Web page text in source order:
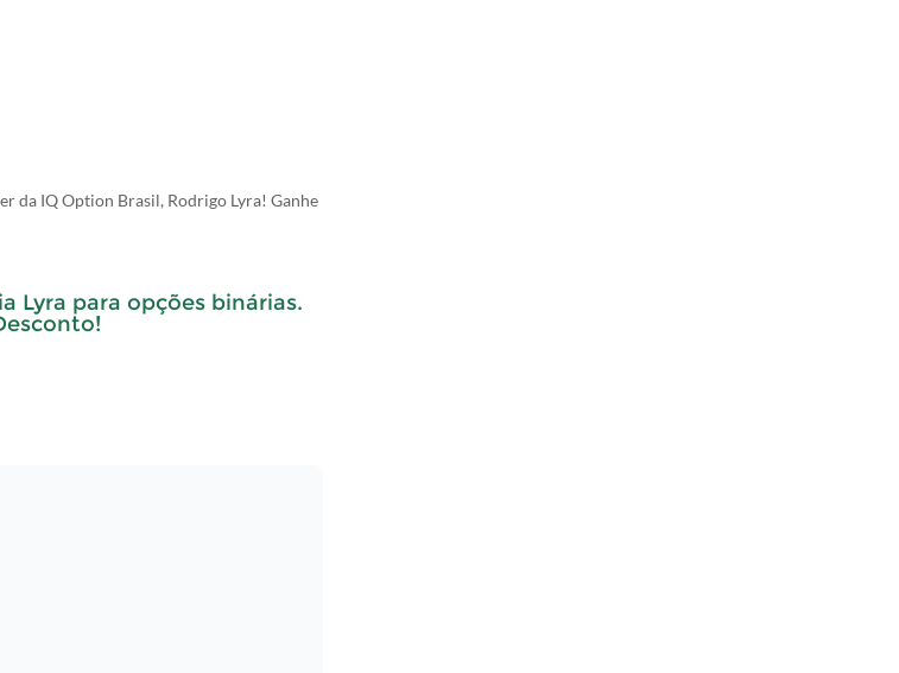
da IQ Option Brasil, Rodrigo Lyra! Ganhe
Lyra para opções binárias.